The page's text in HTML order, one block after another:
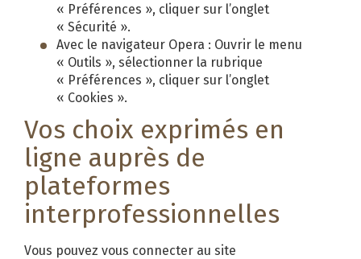
« Préférences », cliquer sur l’onglet
« Sécurité ».
Avec le navigateur Opera : Ouvrir le menu
« Outils », sélectionner la rubrique
« Préférences », cliquer sur l’onglet
« Cookies ».
Vos choix exprimés en
ligne auprès de
plateformes
interprofessionnelles
Vous pouvez vous connecter au site